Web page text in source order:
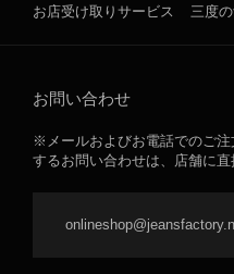
お店受け取りサービス 三度
お問い合わせ
※メールおよびお電話でのご
するお問い合わせは、店舗に直